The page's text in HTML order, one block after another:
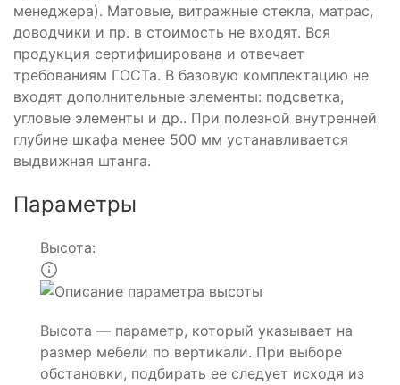
менеджера). Матовые, витражные стекла, матрас,
доводчики и пр. в стоимость не входят. Вся
продукция сертифицирована и отвечает
требованиям ГОСТа. В базовую комплектацию не
входят дополнительные элементы: подсветка,
угловые элементы и др.. При полезной внутренней
глубине шкафа менее 500 мм устанавливается
выдвижная штанга.
Параметры
Высота:
Высота — параметр, который указывает на
размер мебели по вертикали. При выборе
обстановки, подбирать ее следует исходя из